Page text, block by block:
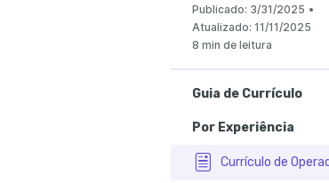
Publicado: 3/31/2025 •
Atualizado: 11/11/2025
8 min de leitura
Guia de Currículo
Por Experiência